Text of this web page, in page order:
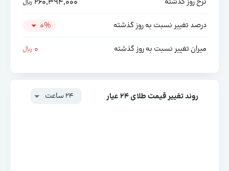
ریال
درصد تغییر نسبت به روز گذشته 0%
میران تغییر نسبت به روز گذشته 0 ریال
روند تغییر قیمت طلای ۲۴ عیار 24 ساعت